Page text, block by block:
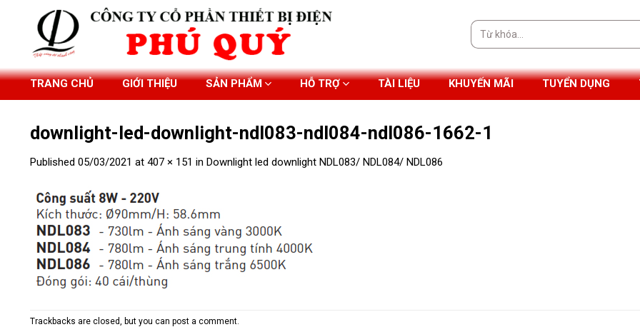
Tìm
kiếm:
TRANG CHỦ GIỚI THIỆU SẢN PHẨM HỖ TRỢ TÀI LIỆU KHUYẾN MÃI TUYỂN DỤNG
downlight-led-downlight-ndl083-ndl084-ndl086-1662-1
Published 05/03/2021 at 407 × 151 in Downlight led downlight NDL083/ NDL084/ NDL086
Trackbacks are closed, but you can post a comment